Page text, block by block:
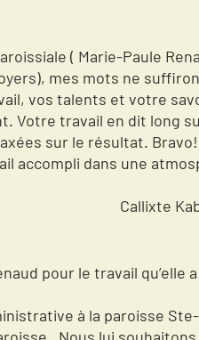
( Marie-Paule
mes mots ne
vos talents et votre
Votre travail en dit long
sur le résultat.
accompli dans une
Callixte
pour le travail qu’elle
à la paroisse